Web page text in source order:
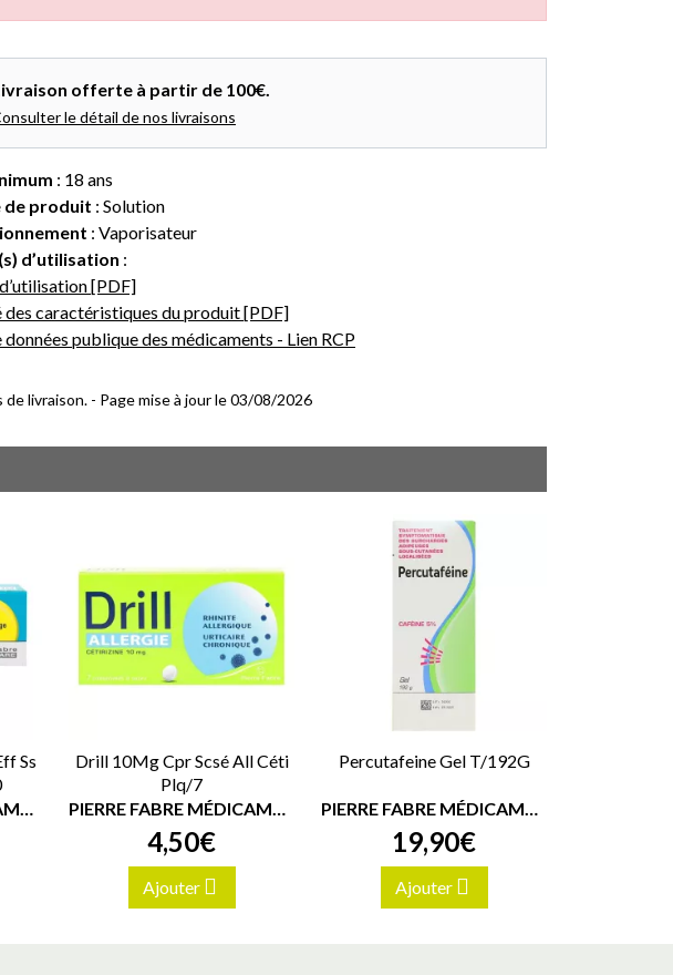
offerte à partir de 100€.
le détail de nos livraisons
: 18 ans
de produit : Solution
: Vaporisateur
d’utilisation :
[PDF]
des caractéristiques du produit [PDF]
données publique des médicaments - Lien RCP
livraison. - Page mise à jour le 03/08/2026
Ss
PIERRE FABRE MÉDICAMENT
Drill 10Mg Cpr Scsé All Céti
Plq/7
PIERRE FABRE MÉDICAMENT
4,50€
Ajouter
Percutafeine Gel T/192G
PIERRE FABRE MÉDICAMENT
19,90€
Ajouter